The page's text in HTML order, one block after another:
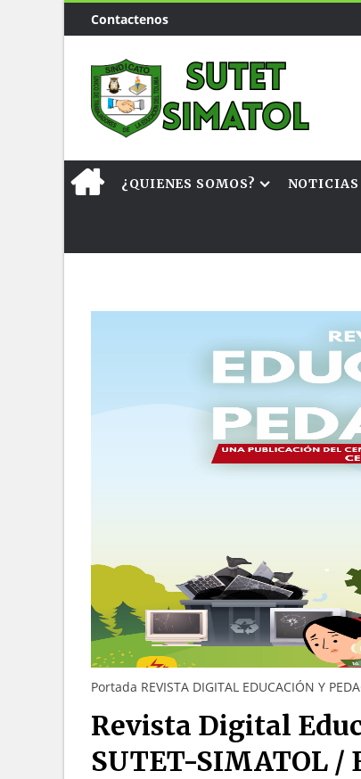
Contactenos
¿QUIENES SOMOS? NOTICIAS
Portada REVISTA DIGITAL EDUCACIÓN Y
Revista Digital
SUTET-SIMATOL /